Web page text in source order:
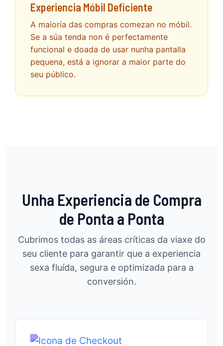
Experiencia Móbil Deficiente
A maioría das compras comezan no móbil.
Se a súa tenda non é perfectamente
funcional e doada de usar nunha pantalla
pequena, está a ignorar a maior parte do
seu público.
Unha Experiencia de Compra
de Ponta a Ponta
Cubrimos todas as áreas críticas da viaxe do
seu cliente para garantir que a experiencia
sexa fluída, segura e optimizada para a
conversión.